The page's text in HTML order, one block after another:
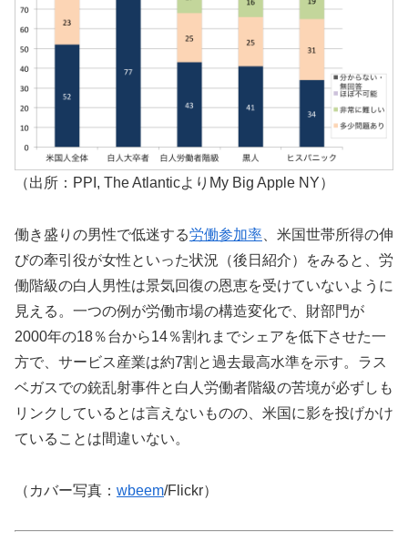
（出所：PPI, The AtlanticよりMy Big Apple NY）
働き盛りの男性で低迷する労働参加率 、米国世帯所得の伸
びの牽引役が女性といった状況（後日紹介）をみると、労
働階級の白人男性は景気回復の恩恵を受けていないように
見える。一つの例が労働市場の構造変化で、財部門が
2000年の18％台から14％割れまでシェアを低下させた一
方で、サービス産業は約7割と過去最高水準を示す。ラス
ベガスでの銃乱射事件と白人労働者階級の苦境が必ずしも
リンクしているとは言えないものの、米国に影を投げかけ
ていることは間違いない。
（カバー写真： wbeem/Flickr）